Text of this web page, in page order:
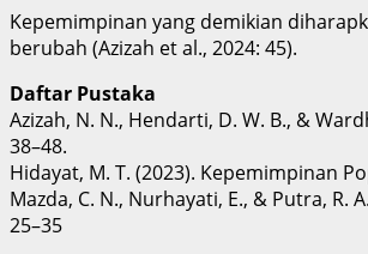
Kepemimpinan yang demikian
berubah (Azizah et al., 2024: 45).
Daftar Pustaka
Azizah, N. N., Hendarti, D. W. B., &
38–48.
Hidayat, M. T. (2023). Kepemimpinan
Mazda, C. N., Nurhayati, E., & Putra,
25–35